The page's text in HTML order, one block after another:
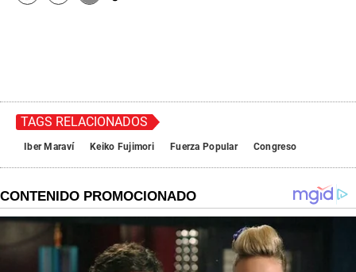
TAGS RELACIONADOS
Iber Maraví Keiko Fujimori Fuerza Popular Congreso